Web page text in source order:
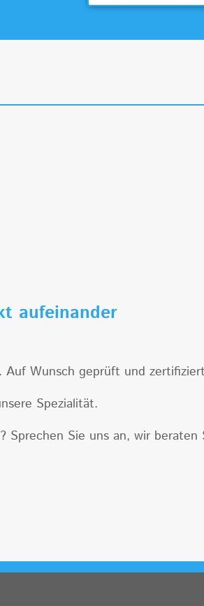
aufeinander
Auf Wunsch geprüft und
Spezialität.
Sie uns an, wir beraten